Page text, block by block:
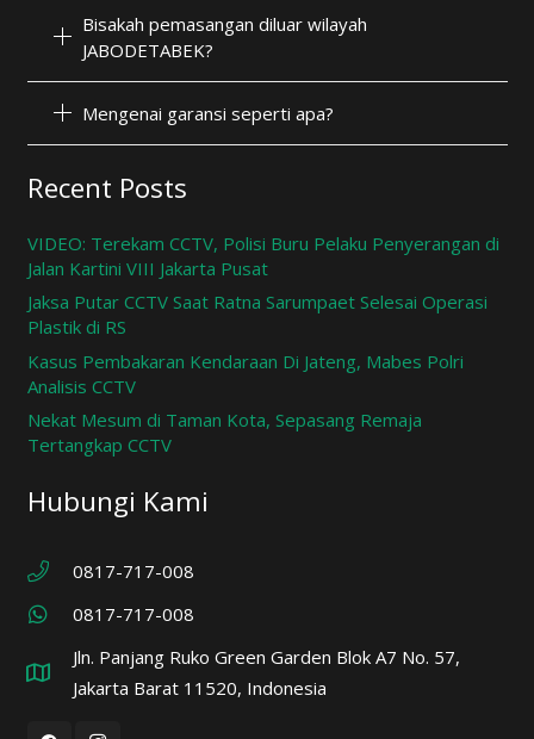
Bisakah pemasangan diluar wilayah
JABODETABEK?
Mengenai garansi seperti apa?
Recent Posts
VIDEO: Terekam CCTV, Polisi Buru Pelaku Penyerangan di
Jalan Kartini VIII Jakarta Pusat
Jaksa Putar CCTV Saat Ratna Sarumpaet Selesai Operasi
Plastik di RS
Kasus Pembakaran Kendaraan Di Jateng, Mabes Polri
Analisis CCTV
Nekat Mesum di Taman Kota, Sepasang Remaja
Tertangkap CCTV
Hubungi Kami
0817-717-008
0817-717-008
Jln. Panjang Ruko Green Garden Blok A7 No. 57,
Jakarta Barat 11520, Indonesia